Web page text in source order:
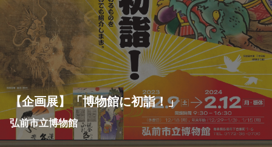
【企画展】「博物館に初詣！」
弘前市立博物館